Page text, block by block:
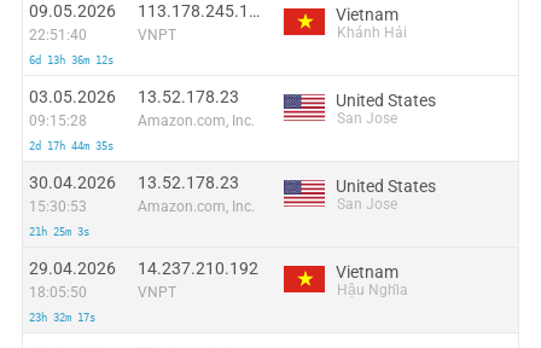
09.05.2026
22:51:40
6d 13h 36m 12s
113.178.245.140
VNPT
Vietnam
Khánh Hải
03.05.2026
09:15:28
2d 17h 44m 35s
13.52.178.23
Amazon.com, Inc.
United States
San Jose
30.04.2026
15:30:53
21h 25m 3s
13.52.178.23
Amazon.com, Inc.
United States
San Jose
29.04.2026
18:05:50
23h 32m 17s
14.237.210.192
VNPT
Vietnam
Hậu Nghĩa